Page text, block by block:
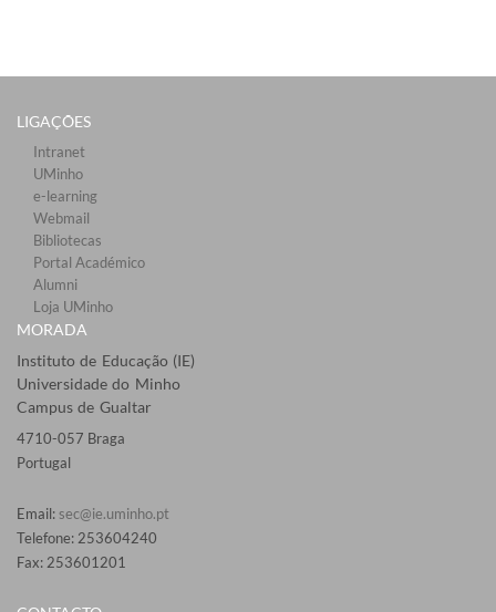
LIGAÇÕES​
Intranet
UMinho
e-learning
Webmail​
Bibliotecas​
Portal Académico
Alumni
Loja UMinho
MORADA
Instituto de Educação (IE)
Universidade do Minho
Campus de Gualtar
4710-057 Braga
Portugal
Email: sec@ie.uminho.pt
Telefone: 253604240
Fax: 253601201​